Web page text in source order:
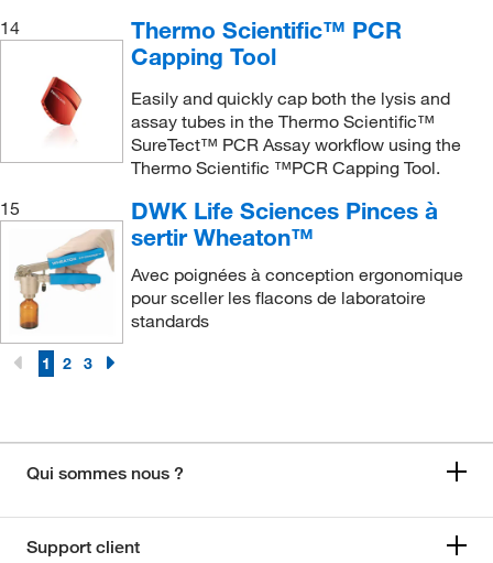
14
Thermo Scientific™ PCR
Capping Tool
Easily and quickly cap both the lysis and
assay tubes in the Thermo Scientific™
SureTect™ PCR Assay workflow using the
Thermo Scientific ™PCR Capping Tool.
15
DWK Life Sciences Pinces à
sertir Wheaton™
Avec poignées à conception ergonomique
pour sceller les flacons de laboratoire
standards
1 2 3
Qui sommes nous ?
Support client